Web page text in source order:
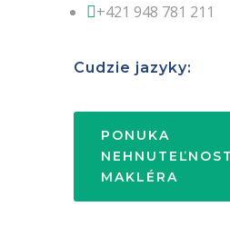
+421 948 781 211
Cudzie jazyky:
PONUKA
MAKLÉRA